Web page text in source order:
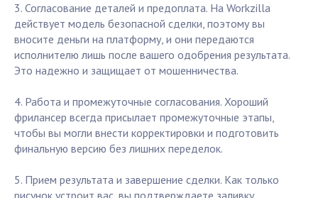
3. Согласование деталей и предоплата. На Workzilla
действует модель безопасной сделки, поэтому вы
вносите деньги на платформу, и они передаются
исполнителю лишь после вашего одобрения результата.
Это надежно и защищает от мошенничества.
4. Работа и промежуточные согласования. Хороший
фрилансер всегда присылает промежуточные этапы,
чтобы вы могли внести корректировки и подготовить
финальную версию без лишних переделок.
5. Прием результата и завершение сделки. Как только